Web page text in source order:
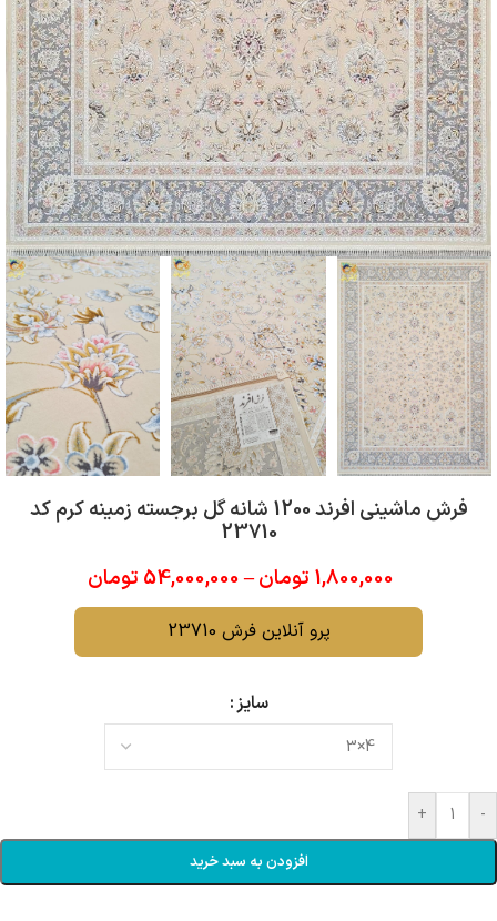
فرش ماشینی افرند 1200 شانه گل برجسته زمینه کرم کد
23710
1,800,000 تومان –
54,000,000 تومان
پرو آنلاین فرش 23710
سایز
-
+
افزودن به سبد خرید